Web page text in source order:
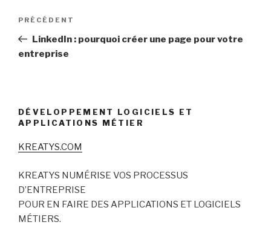
Navigation
l’article
Article
précédent
PRÉCÉDENT
LinkedIn : pourquoi créer une page pour votre
entreprise
DÉVELOPPEMENT LOGICIELS ET
APPLICATIONS MÉTIER
KREATYS.COM
KREATYS NUMÉRISE VOS PROCESSUS
D’ENTREPRISE
POUR EN FAIRE DES APPLICATIONS ET LOGICIELS
MÉTIERS.